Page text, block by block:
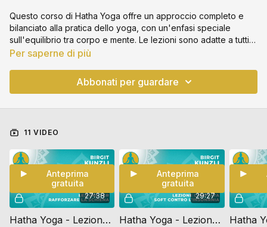
Questo corso di Hatha Yoga offre un approccio completo e
bilanciato alla pratica dello yoga, con un'enfasi speciale
sull'equilibrio tra corpo e mente. Le lezioni sono adatte a tutti i
livelli, dai principianti ai praticanti più esperti. Il corso copre una
Per saperne di più
Abbonati per guardare
11 VIDEO
27:38
Anteprima
gratuita
Hatha Yoga - Lezione per rafforzare la schiena
29:27
Anteprima
gratuita
Hatha Yoga - Lezione completa soft contro l'insonnia